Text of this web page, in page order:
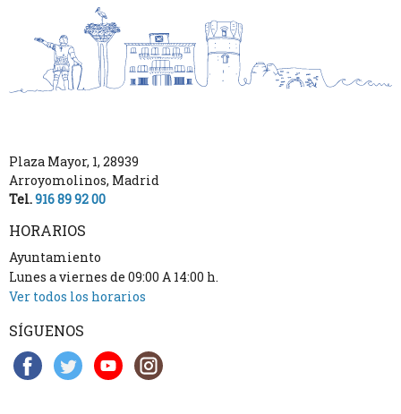
Plaza Mayor, 1, 28939
Arroyomolinos, Madrid
Tel.916 89 92 00
HORARIOS
Ayuntamiento
Lunes a viernes de 09:00 A 14:00 h.
Ver todos los horarios
SÍGUENOS